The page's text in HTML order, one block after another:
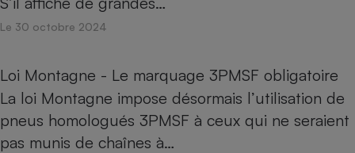
Le 30 octobre 2024
Loi Montagne - Le marquage 3PMSF obligatoire
La loi Montagne impose désormais l’utilisation de
pneus homologués 3PMSF à ceux qui ne seraient
pas munis de chaînes à…